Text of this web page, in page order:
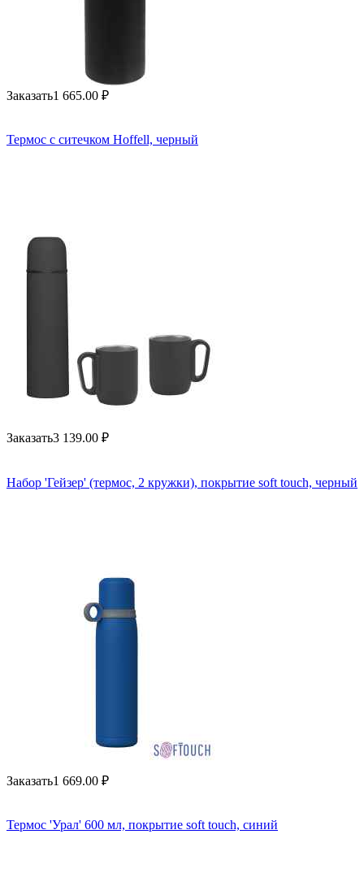
Заказать1 665.00 ₽
Термос с ситечком Hoffell, черный
Заказать3 139.00 ₽
Набор 'Гейзер' (термос, 2 кружки), покрытие soft touch, черный
Заказать1 669.00 ₽
Термос 'Урал' 600 мл, покрытие soft touch, синий